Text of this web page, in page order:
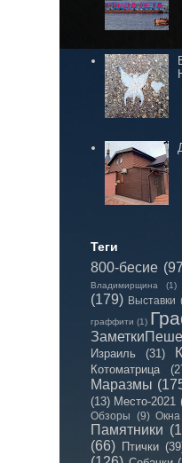
Теги
800-бесие
Владимирщина (1)
(179) Выставки
граффити (1)
Израиль
(31)
Котоматрица
Маразмы
(13) Место-2021
Обзоры (9) Окна
Памятники
(66) Птички